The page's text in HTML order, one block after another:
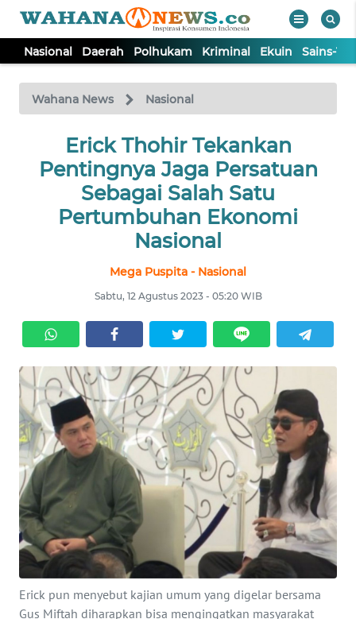
Nasional Daerah Polhukam Kriminal Ekuin Sains-
Wahana News Nasional
Erick Thohir Tekankan
Pentingnya Jaga Persatuan
Sebagai Salah Satu
Pertumbuhan Ekonomi
Nasional
Mega Puspita - Nasional
Sabtu, 12 Agustus 2023 - 05:20 WIB
Erick pun menyebut kajian umum yang digelar bersama
Gus Miftah diharapkan bisa mengingatkan masyarakat
TV
Tutup
NASIONAL
EKUIN
SAINS-TEKNO
KESEHATAN
INTERNASIONAL
SERBA-SERBI
PENDIDIKAN
OLAHRAGA